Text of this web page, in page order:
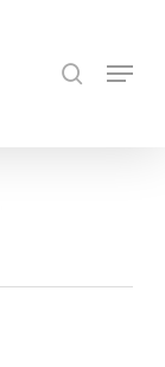
Menu
Close